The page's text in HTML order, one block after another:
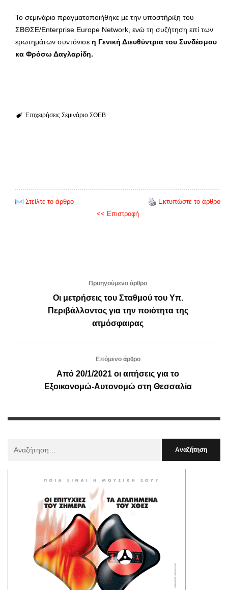
Το σεμινάριο πραγματοποιήθηκε με την υποστήριξη του
ΣΒΘΣΕ/Enterprise Europe Network, ενώ τη συζήτηση επί των
ερωτημάτων συντόνισε η Γενική Διευθύντρια του Συνδέσμου
κα Φρόσω Δαγλαρίδη.
Επιχειρήσεις Σεμινάριο ΣΘΕΒ
Στείλτε το άρθρο
Εκτυπώστε το άρθρο
<< Επιστροφή
Προηγούμενο άρθρο
Οι μετρήσεις του Σταθμού του Υπ.
Περιβάλλοντος για την ποιότητα της
ατμόσφαιρας
Επόμενο άρθρο
Από 20/1/2021 οι αιτήσεις για το
Εξοικονομώ-Αυτονομώ στη Θεσσαλία
: